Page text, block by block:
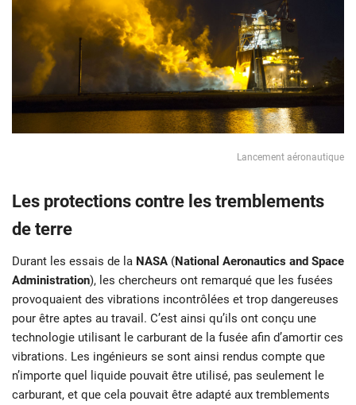
Lancement aéronautique
Les protections contre les tremblements
de terre
Durant les essais de la NASA (National Aeronautics and Space
Administration), les chercheurs ont remarqué que les fusées
provoquaient des vibrations incontrôlées et trop dangereuses
pour être aptes au travail. C’est ainsi qu’ils ont conçu une
technologie utilisant le carburant de la fusée afin d’amortir ces
vibrations. Les ingénieurs se sont ainsi rendus compte que
n’importe quel liquide pouvait être utilisé, pas seulement le
carburant, et que cela pouvait être adapté aux tremblements